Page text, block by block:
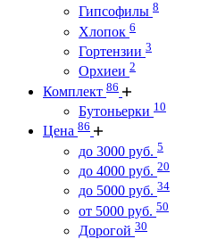
Гипсофилы 8
Хлопок 6
Гортензии 3
Орхиеи 2
Комплект 86
Бутоньерки 10
Цена 86
до 3000 руб. 5
до 4000 руб. 20
до 5000 руб. 34
от 5000 руб. 50
Дорогой 30